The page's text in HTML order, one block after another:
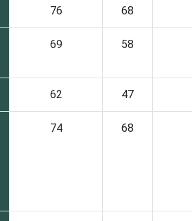
76 68
69 58
62 47
74 68